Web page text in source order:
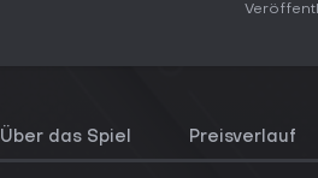
Über das Spiel Preisverlauf